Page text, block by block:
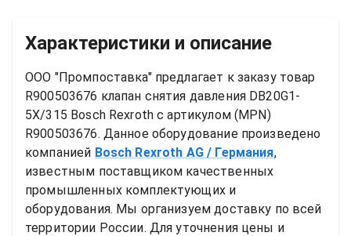
Характеристики и описание
ООО "Промпоставка" предлагает к заказу товар
R900503676 клапан снятия давления DB20G1-
5X/315 Bosch Rexroth
с артикулом (MPN)
R900503676. Данное оборудование произведено
компанией Bosch Rexroth AG / Германия,
известным поставщиком качественных
промышленных комплектующих и
оборудования. Мы организуем доставку по всей
территории России. Для уточнения цены и